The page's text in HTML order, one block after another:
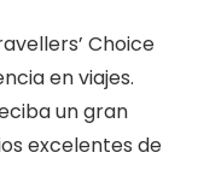
Choice
en viajes.
un gran
excelentes de